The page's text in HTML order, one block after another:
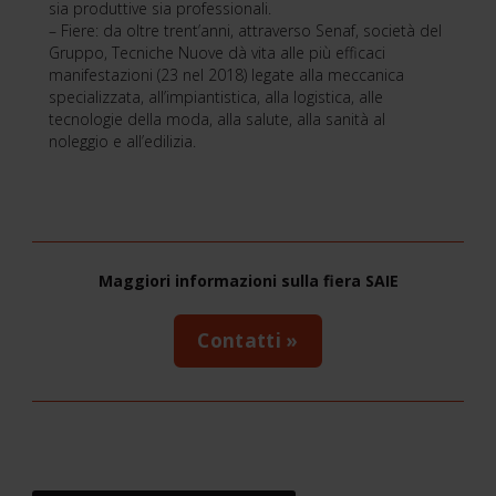
sia produttive sia professionali.
– Fiere: da oltre trent’anni, attraverso Senaf, società del
Gruppo, Tecniche Nuove dà vita alle più efficaci
manifestazioni (23 nel 2018) legate alla meccanica
specializzata, all’impiantistica, alla logistica, alle
tecnologie della moda, alla salute, alla sanità al
noleggio e all’edilizia.
Maggiori informazioni sulla fiera SAIE
Contatti »